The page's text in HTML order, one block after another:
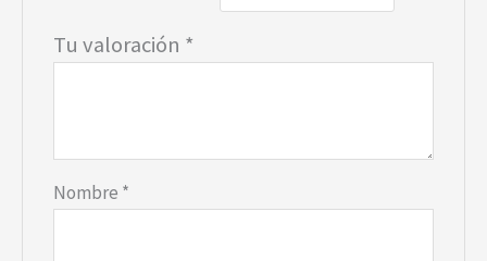
Tu valoración *
Nombre *